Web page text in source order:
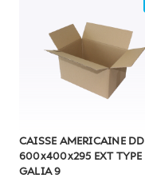
CAISSE AMERICAINE DD
600x400x295 EXT TYPE
GALIA 9